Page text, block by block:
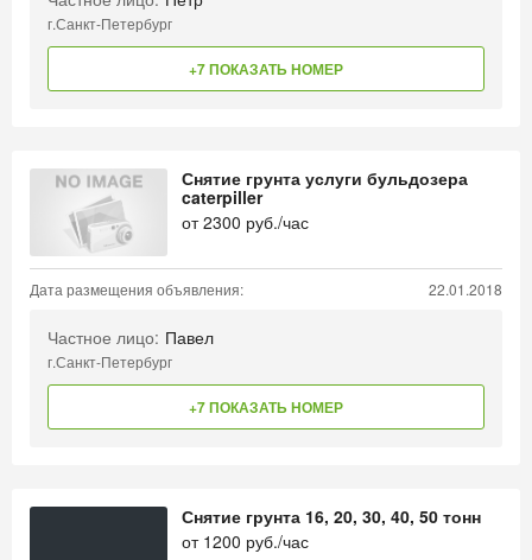
г.Санкт-Петербург
+7 ПОКАЗАТЬ НОМЕР
Снятие грунта услуги бульдозера
caterpiller
от2300 руб./час
Дата размещения объявления: 22.01.2018
Частное лицо: Павел
г.Санкт-Петербург
+7 ПОКАЗАТЬ НОМЕР
Снятие грунта 16, 20, 30, 40, 50 тонн
от 1200 руб./час